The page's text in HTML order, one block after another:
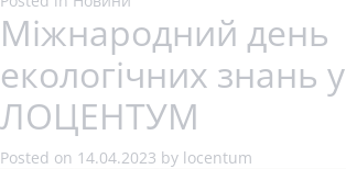
Міжнародний день
екологічних знань у
ЛОЦЕНТУМ
Posted on 14.04.2023 by locentum